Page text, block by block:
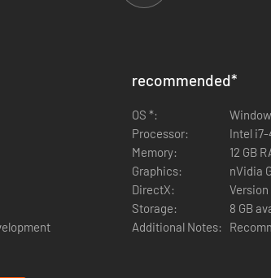
recommended*
OS *:
Processor:
Intel i7-
Memory:
12 GB
Graphics:
nVidia
DirectX:
Version
Storage:
8 GB
Additional Notes: